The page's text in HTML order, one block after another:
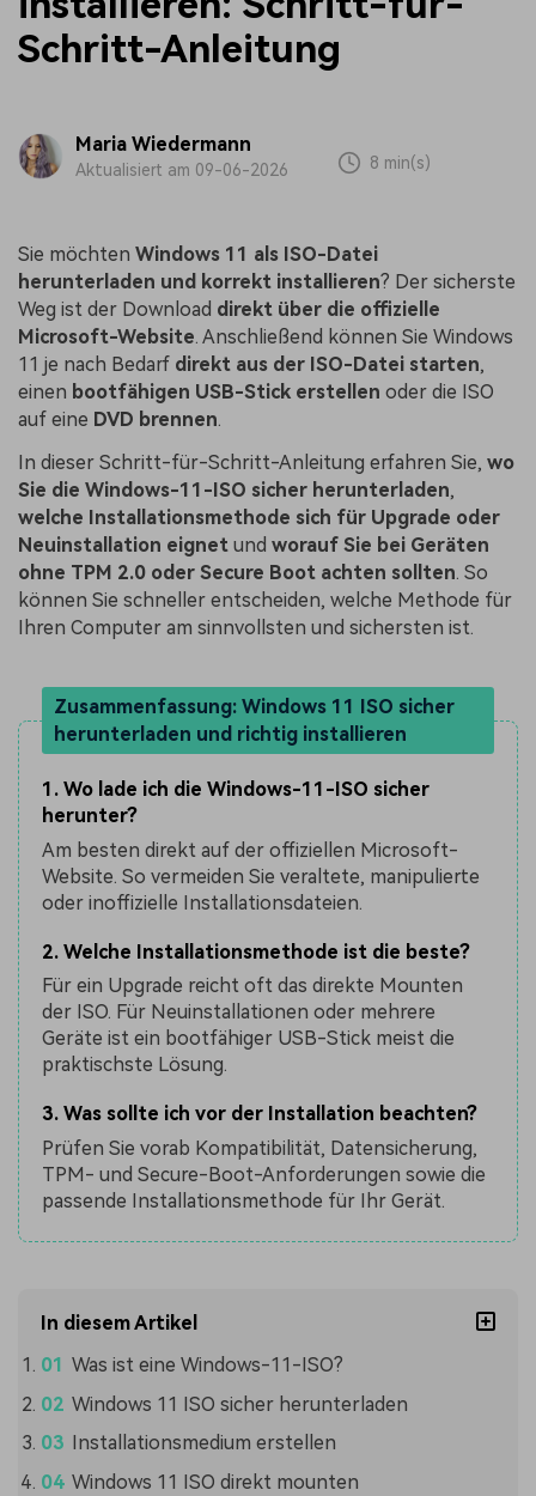
Schritt-Anleitung
Maria Wiedermann
Aktualisiert am 09-06-2026 8 min(s)
Sie möchten Windows 11 als ISO-Datei
herunterladen und korrekt installieren? Der sicherste
Weg ist der Download direkt über die offizielle
Microsoft-Website. Anschließend können Sie Windows
11 je nach Bedarf direkt aus der ISO-Datei starten,
einen bootfähigen USB-Stick erstellen oder die ISO
auf eine DVD brennen.
In dieser Schritt-für-Schritt-Anleitung erfahren Sie, wo
Sie die Windows-11-ISO sicher herunterladen,
welche Installationsmethode sich für Upgrade oder
Neuinstallation eignet und worauf Sie bei Geräten
ohne TPM 2.0 oder Secure Boot achten sollten. So
können Sie schneller entscheiden, welche Methode für
Ihren Computer am sinnvollsten und sichersten ist.
Zusammenfassung: Windows 11 ISO sicher
herunterladen und richtig installieren
1. Wo lade ich die Windows-11-ISO sicher
herunter?
Am besten direkt auf der offiziellen Microsoft-
Website. So vermeiden Sie veraltete, manipulierte
oder inoffizielle Installationsdateien.
2. Welche Installationsmethode ist die beste?
Für ein Upgrade reicht oft das direkte Mounten
der ISO. Für Neuinstallationen oder mehrere
Geräte ist ein bootfähiger USB-Stick meist die
praktischste Lösung.
3. Was sollte ich vor der Installation beachten?
Prüfen Sie vorab Kompatibilität, Datensicherung,
TPM- und Secure-Boot-Anforderungen sowie die
passende Installationsmethode für Ihr Gerät.
In diesem Artikel
Was ist eine Windows-11-ISO?
Windows 11 ISO sicher herunterladen
Installationsmedium erstellen
Windows 11 ISO direkt mounten